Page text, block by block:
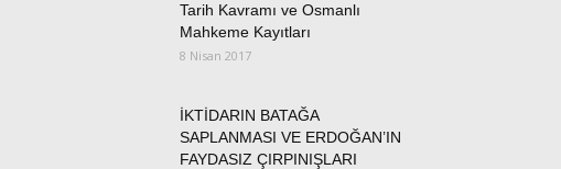
Tarih Kavramı ve Osmanlı
Mahkeme Kayıtları
8 Nisan 2017
İKTİDARIN BATAĞA
SAPLANMASI VE ERDOĞAN’IN
FAYDASIZ ÇIRPINIŞLARI